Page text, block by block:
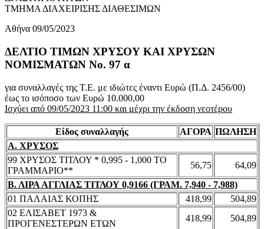
ΤΜΗΜΑ ΔΙΑΧΕΙΡΙΣΗΣ ΔΙΑΘΕΣΙΜΩΝ
Αθήνα 09/05/2023
ΔΕΛΤΙΟ ΤΙΜΩΝ ΧΡΥΣΟΥ ΚΑΙ ΧΡΥΣΩΝ
ΝΟΜΙΣΜΑΤΩΝ No. 97 α
για συναλλαγές της Τ.Ε. με ιδιώτες έναντι Ευρώ (Π.Δ. 2456/00)
έως το ισόποσο των Ευρώ 10.000,00
Ισχύει από 09/05/2023 11:00 και μέχρι την έκδοση νεοτέρου
Είδος συναλλαγής ΑΓΟΡΑ ΠΩΛΗΣΗ
Α. ΧΡΥΣΟΣ
99 ΧΡΥΣΟΣ ΤΙΤΛΟΥ * 0,995 - 1,000 ΤΟ
ΓΡΑΜΜΑΡΙΟ**
56,75
64,09
Β. ΛΙΡΑ ΑΓΓΛΙΑΣ ΤΙΤΛΟΥ 0,9166 (ΓΡΑΜ. 7,940 - 7,988)
01 ΠΑΛΑΙΑΣ ΚΟΠΗΣ
418,99
504,89
02 ΕΛΙΣΑΒΕΤ 1973 &
ΠΡΟΓΕΝΕΣΤΕΡΩΝ ΕΤΩΝ
418,99
504,89